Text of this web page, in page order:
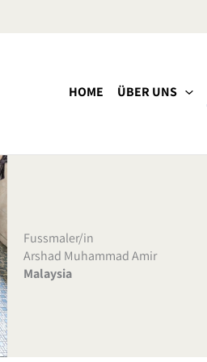
HOME ÜBER UNS
Fussmaler/in
Arshad Muhammad Amir
Malaysia